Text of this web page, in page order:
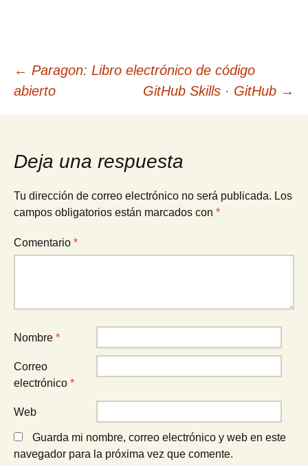
Navegación
de
entradas
← Paragon: Libro electrónico de código
abierto
GitHub Skills · GitHub →
Deja una respuesta
Tu dirección de correo electrónico no será publicada. Los
campos obligatorios están marcados con *
Comentario *
Nombre *
Correo
electrónico *
Web
Guarda mi nombre, correo electrónico y web en este
navegador para la próxima vez que comente.